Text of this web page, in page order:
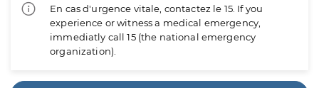
En cas d'urgence vitale, contactez le 15. If you
experience or witness a medical emergency,
immediatly call 15 (the national emergency
organization).